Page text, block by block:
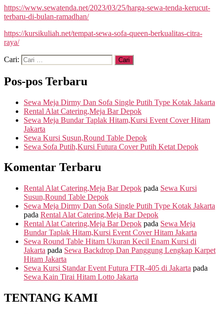
https://www.sewatenda.net/2023/03/25/harga-sewa-tenda-kerucut-
terbaru-di-bulan-ramadhan/
https://kursikuliah.net/tempat-sewa-sofa-queen-berkualitas-citra-
raya/
Cari:
Pos-pos Terbaru
Sewa Meja Dirmy Dan Sofa Single Putih Type Kotak Jakarta
Rental Alat Catering,Meja Bar Depok
Sewa Meja Bundar Taplak Hitam,Kursi Event Cover Hitam
Jakarta
Sewa Kursi Susun,Round Table Depok
Sewa Sofa Putih,Kursi Futura Cover Putih Ketat Depok
Komentar Terbaru
Rental Alat Catering,Meja Bar Depok pada Sewa Kursi
Susun,Round Table Depok
Sewa Meja Dirmy Dan Sofa Single Putih Type Kotak Jakarta
pada Rental Alat Catering,Meja Bar Depok
Rental Alat Catering,Meja Bar Depok pada Sewa Meja
Bundar Taplak Hitam,Kursi Event Cover Hitam Jakarta
Sewa Round Table Hitam Ukuran Kecil Enam Kursi di
Jakarta pada Sewa Backdrop Dan Panggung Lengkap Karpet
Hitam Jakarta
Sewa Kursi Standar Event Futura FTR-405 di Jakarta pada
Sewa Kain Tirai Hitam Lotto Jakarta
TENTANG KAMI